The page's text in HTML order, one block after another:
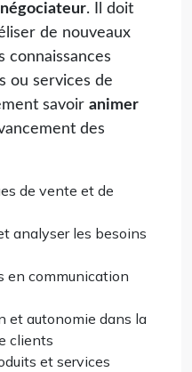
. Il doit
de nouveaux
connaissances
ou services de
savoir animer
des
de vente et de
analyser les besoins
en communication
et autonomie dans la
clients
et services